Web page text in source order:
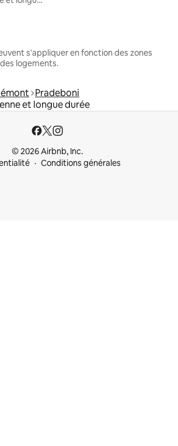
s'appliquer en fonction des zones
logements.
Pradeboni
et longue durée
© 2026 Airbnb, Inc.
Conditions générales